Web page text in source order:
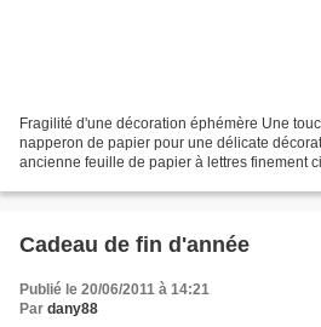
Fragilité d'une décoration éphémère Une
napperon de papier pour une délicate
ancienne feuille de papier à lettres finement
Cadeau de fin d'année
Publié le 20/06/2011 à 14:21
Par dany88